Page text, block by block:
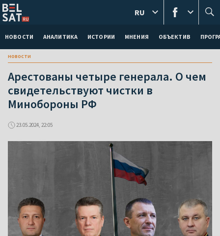
НОВОСТИ АНАЛИТИКА ИСТОРИИ МНЕНИЯ ОБЪЕКТИВ
RU
новости
Арестованы четыре генерала. О чем
свидетельствуют чистки в
Минобороны РФ
23.05.2024, 22:05